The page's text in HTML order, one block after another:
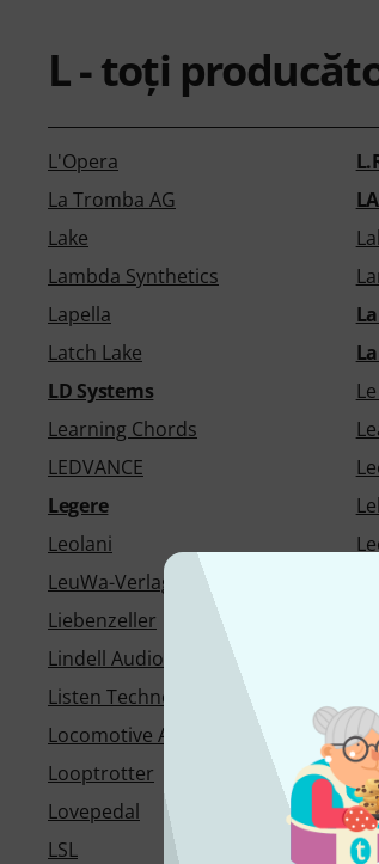
L - toţi
L'Opera
La Tromba AG
Lake
Lambda Synthetics
Lapella
Latch Lake
LD Systems
Learning Chords
LEDVANCE
Legere
Leolani
LeuWa-Verlag
Liebenzeller
Lindell Audio
Listen Technologies
Locomotive Audio
Looptrotter
Lovepedal
LSL